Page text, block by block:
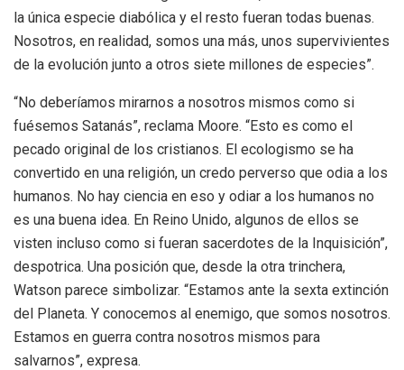
la única especie diabólica y el resto fueran todas buenas.
Nosotros, en realidad, somos una más, unos supervivientes
de la evolución junto a otros siete millones de especies”.
“No deberíamos mirarnos a nosotros mismos como si
fuésemos Satanás”, reclama Moore. “Esto es como el
pecado original de los cristianos. El ecologismo se ha
convertido en una religión, un credo perverso que odia a los
humanos. No hay ciencia en eso y odiar a los humanos no
es una buena idea. En Reino Unido, algunos de ellos se
visten incluso como si fueran sacerdotes de la Inquisición”,
despotrica. Una posición que, desde la otra trinchera,
Watson parece simbolizar. “Estamos ante la sexta extinción
del Planeta. Y conocemos al enemigo, que somos nosotros.
Estamos en guerra contra nosotros mismos para
salvarnos”, expresa.